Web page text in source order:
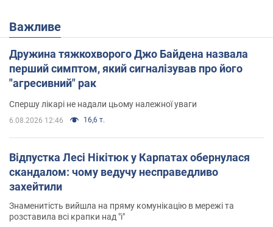
Важливе
Дружина тяжкохворого Джо Байдена назвала
перший симптом, який сигналізував про його
"агресивний" рак
Спершу лікарі не надали цьому належної уваги
6.08.2026 12:46 16,6 т.
Відпустка Лесі Нікітюк у Карпатах обернулася
скандалом: чому ведучу несправедливо
захейтили
Знаменитість вийшла на пряму комунікацію в мережі та
розставила всі крапки над "і"